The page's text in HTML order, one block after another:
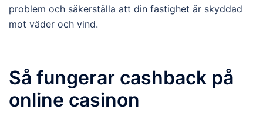
problem och säkerställa att din fastighet är skyddad
mot väder och vind.
Så fungerar cashback på
online casinon